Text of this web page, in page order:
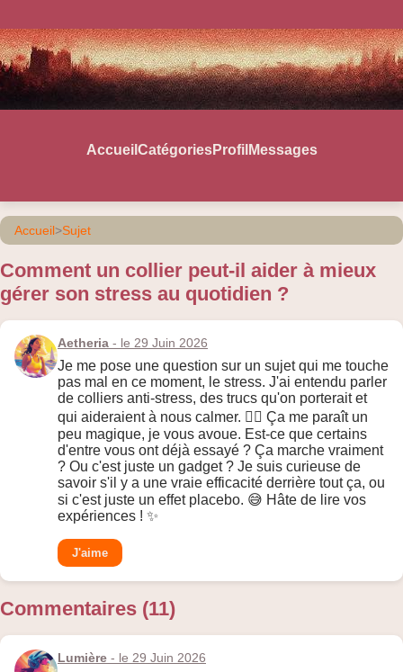
Accueil CatégoriesProfil Messages
Accueil>Sujet
Comment un collier peut-il aider à mieux
gérer son stress au quotidien ?
Aetheria - le 29 Juin 2026
Je me pose une question sur un sujet qui me touche
pas mal en ce moment, le stress. J'ai entendu parler
de colliers anti-stress, des trucs qu'on porterait et
qui aideraient à nous calmer. 🧘‍♀️ Ça me paraît un
peu magique, je vous avoue. Est-ce que certains
d'entre vous ont déjà essayé ? Ça marche vraiment
? Ou c'est juste un gadget ? Je suis curieuse de
savoir s'il y a une vraie efficacité derrière tout ça, ou
si c'est juste un effet placebo. 😅 Hâte de lire vos
expériences ! ✨
J'aime
Commentaires (11)
Lumière - le 29 Juin 2026